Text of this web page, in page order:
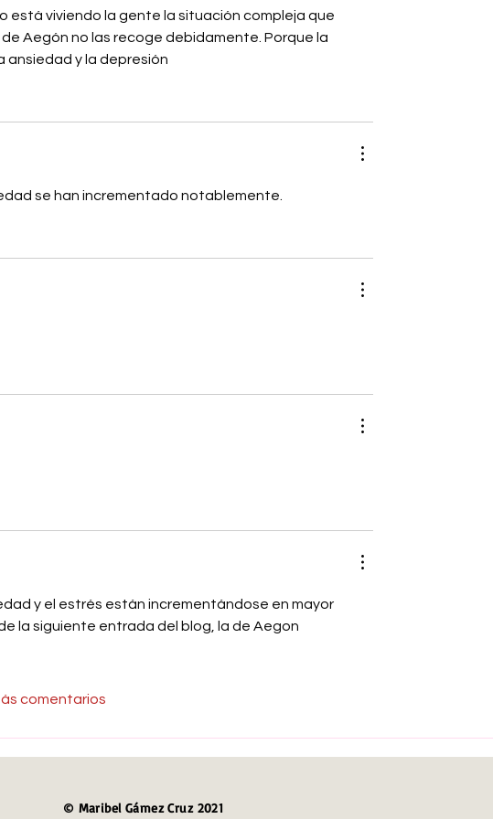
está viviendo la gente la situación compleja que
Aegón no las recoge debidamente. Porque la
ansiedad y la depresión
se han incrementado notablemente.
y el estrés están incrementándose en mayor
la siguiente entrada del blog, la de Aegon
comentarios
© Maribel Gámez Cruz 2021